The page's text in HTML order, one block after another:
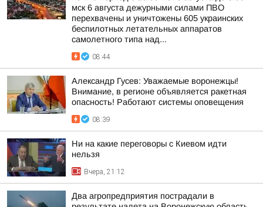
мск 6 августа дежурными силами ПВО
перехвачены и уничтожены 605 украинских
беспилотных летательных аппаратов
самолетного типа над...
08:44
Александр Гусев: Уважаемые воронежцы!
Внимание, в регионе объявляется ракетная
опасность! Работают системы оповещения
08:39
Ни на какие переговоры с Киевом идти
нельзя
Вчера, 21:12
Два агропредприятия пострадали в